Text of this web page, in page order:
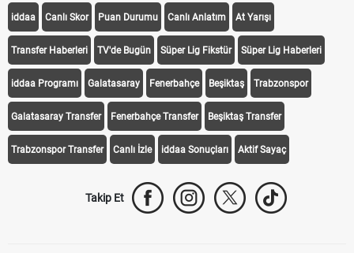
iddaa Canlı Skor Puan Durumu Canlı Anlatım At Yarışı
Transfer Haberleri TV'de Bugün Süper Lig Fikstür Süper Lig Haberleri
iddaa Programı Galatasaray Fenerbahçe Beşiktaş Trabzonspor
Galatasaray Transfer Fenerbahçe Transfer Beşiktaş Transfer
Trabzonspor Transfer Canlı İzle iddaa Sonuçları Aktif Sayaç
Takip Et